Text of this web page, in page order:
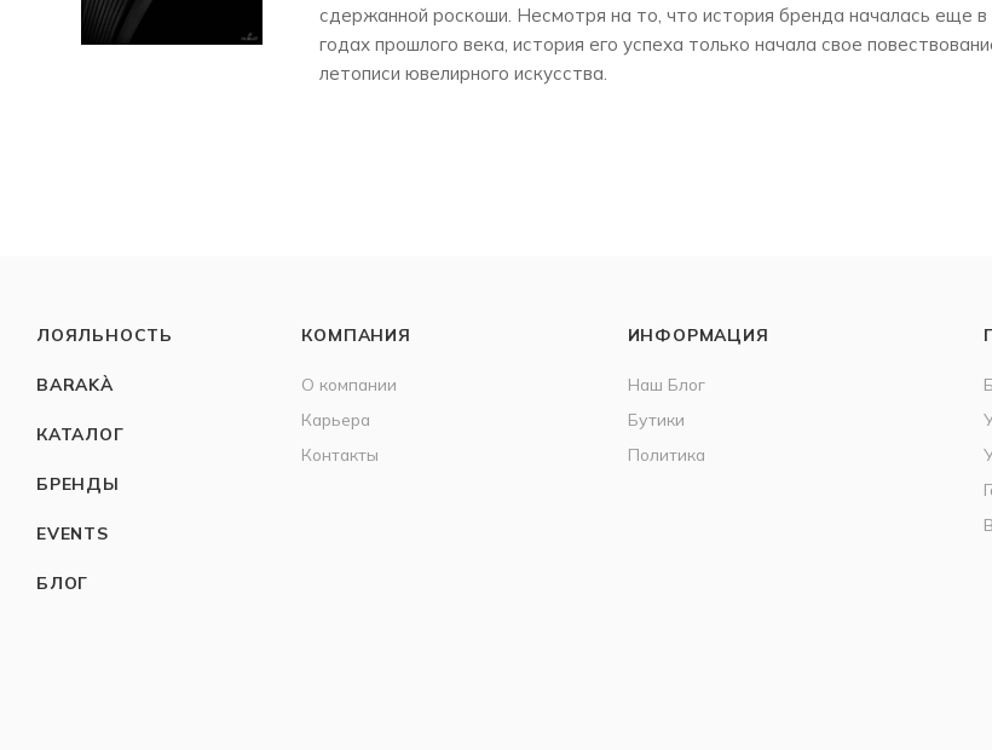
сдержанной роскоши. Несмотря на то, что история бренда началась еще в
годах прошлого века, история его успеха только начала свое
летописи ювелирного искусства.
ЛОЯЛЬНОСТЬ
BARAKÀ
КАТАЛОГ
БРЕНДЫ
EVENTS
БЛОГ
КОМПАНИЯ
О компании
Карьера
Контакты
ИНФОРМАЦИЯ
Наш Блог
Бутики
Политика